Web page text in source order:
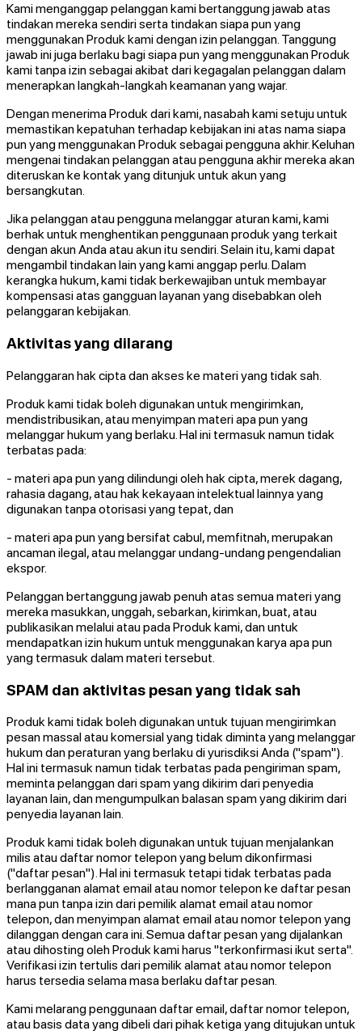
Kami menganggap pelanggan kami bertanggung jawab atas
tindakan mereka sendiri serta tindakan siapa pun yang
menggunakan Produk kami dengan izin pelanggan. Tanggung
jawab ini juga berlaku bagi siapa pun yang menggunakan Produk
kami tanpa izin sebagai akibat dari kegagalan pelanggan dalam
menerapkan langkah-langkah keamanan yang wajar.
Dengan menerima Produk dari kami, nasabah kami setuju untuk
memastikan kepatuhan terhadap kebijakan ini atas nama siapa
pun yang menggunakan Produk sebagai pengguna akhir. Keluhan
mengenai tindakan pelanggan atau pengguna akhir mereka akan
diteruskan ke kontak yang ditunjuk untuk akun yang
bersangkutan.
Jika pelanggan atau pengguna melanggar aturan kami, kami
berhak untuk menghentikan penggunaan produk yang terkait
dengan akun Anda atau akun itu sendiri. Selain itu, kami dapat
mengambil tindakan lain yang kami anggap perlu. Dalam
kerangka hukum, kami tidak berkewajiban untuk membayar
kompensasi atas gangguan layanan yang disebabkan oleh
pelanggaran kebijakan.
Aktivitas yang dilarang
Pelanggaran hak cipta dan akses ke materi yang tidak sah.
Produk kami tidak boleh digunakan untuk mengirimkan,
mendistribusikan, atau menyimpan materi apa pun yang
melanggar hukum yang berlaku. Hal ini termasuk namun tidak
terbatas pada:
- materi apa pun yang dilindungi oleh hak cipta, merek dagang,
rahasia dagang, atau hak kekayaan intelektual lainnya yang
digunakan tanpa otorisasi yang tepat, dan
- materi apa pun yang bersifat cabul, memfitnah, merupakan
ancaman ilegal, atau melanggar undang-undang pengendalian
ekspor.
Pelanggan bertanggung jawab penuh atas semua materi yang
mereka masukkan, unggah, sebarkan, kirimkan, buat, atau
publikasikan melalui atau pada Produk kami, dan untuk
mendapatkan izin hukum untuk menggunakan karya apa pun
yang termasuk dalam materi tersebut.
SPAM dan aktivitas pesan yang tidak sah
Produk kami tidak boleh digunakan untuk tujuan mengirimkan
pesan massal atau komersial yang tidak diminta yang melanggar
hukum dan peraturan yang berlaku di yurisdiksi Anda ("spam").
Hal ini termasuk namun tidak terbatas pada pengiriman spam,
meminta pelanggan dari spam yang dikirim dari penyedia
layanan lain, dan mengumpulkan balasan spam yang dikirim dari
penyedia layanan lain.
Produk kami tidak boleh digunakan untuk tujuan menjalankan
milis atau daftar nomor telepon yang belum dikonfirmasi
("daftar pesan"). Hal ini termasuk tetapi tidak terbatas pada
berlangganan alamat email atau nomor telepon ke daftar pesan
mana pun tanpa izin dari pemilik alamat email atau nomor
telepon, dan menyimpan alamat email atau nomor telepon yang
dilanggan dengan cara ini. Semua daftar pesan yang dijalankan
atau dihosting oleh Produk kami harus "terkonfirmasi ikut serta".
Verifikasi izin tertulis dari pemilik alamat atau nomor telepon
harus tersedia selama masa berlaku daftar pesan.
Kami melarang penggunaan daftar email, daftar nomor telepon,
atau basis data yang dibeli dari pihak ketiga yang ditujukan untuk